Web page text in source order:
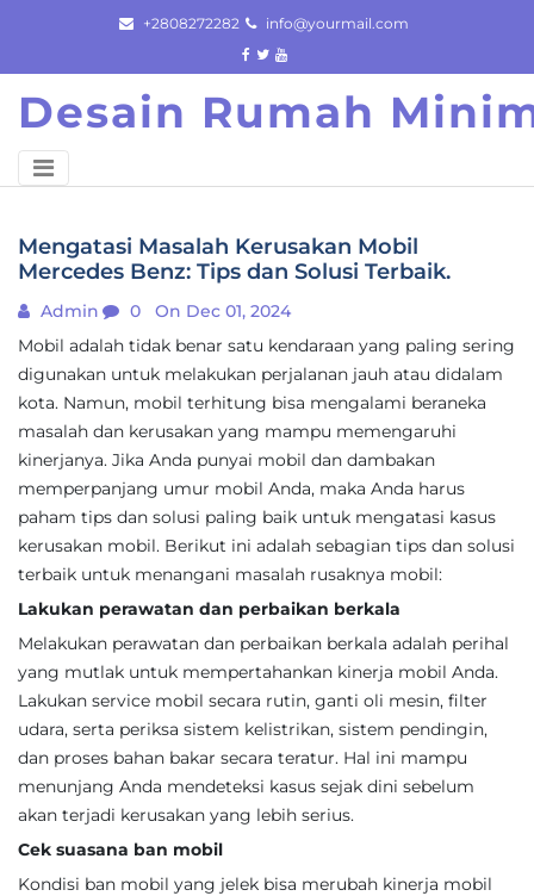
content
+2808272282 info@yourmail.com
Desain Rumah
Mengatasi Masalah Kerusakan Mobil
Mercedes Benz: Tips dan Solusi Terbaik.
Admin 0
On Dec 01, 2024
Mobil adalah tidak benar satu kendaraan yang paling sering
digunakan untuk melakukan perjalanan jauh atau didalam
kota. Namun, mobil terhitung bisa mengalami beraneka
masalah dan kerusakan yang mampu memengaruhi
kinerjanya. Jika Anda punyai mobil dan dambakan
memperpanjang umur mobil Anda, maka Anda harus
paham tips dan solusi paling baik untuk mengatasi kasus
kerusakan mobil. Berikut ini adalah sebagian tips dan solusi
terbaik untuk menangani masalah rusaknya mobil:
Lakukan perawatan dan perbaikan berkala
Melakukan perawatan dan perbaikan berkala adalah perihal
yang mutlak untuk mempertahankan kinerja mobil Anda.
Lakukan service mobil secara rutin, ganti oli mesin, filter
udara, serta periksa sistem kelistrikan, sistem pendingin,
dan proses bahan bakar secara teratur. Hal ini mampu
menunjang Anda mendeteksi kasus sejak dini sebelum
akan terjadi kerusakan yang lebih serius.
Cek suasana ban mobil
Kondisi ban mobil yang jelek bisa merubah kinerja mobil